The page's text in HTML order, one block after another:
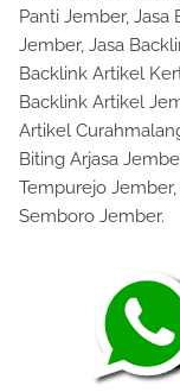
Panti Jember,
Jember, Jasa
Backlink Artikel
Backlink Artikel
Artikel
Biting Arjasa
Tempurejo
Semboro Jember.